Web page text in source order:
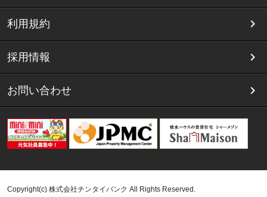
利用規約
採用情報
お問い合わせ
Copyright(c) 株式会社チンタイバンク All Rights Reserved.